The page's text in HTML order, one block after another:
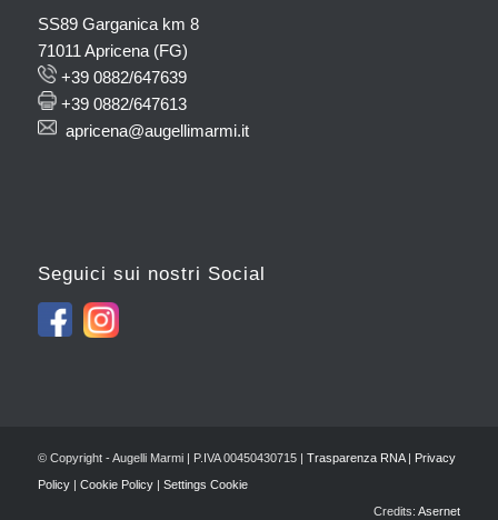
SS89 Garganica km 8
71011 Apricena (FG)
+39 0882/647639
+39 0882/647613
apricena@augellimarmi.it
Seguici sui nostri Social
© Copyright - Augelli Marmi | P.IVA 00450430715 | Trasparenza RNA| Privacy
Policy| Cookie Policy| Settings Cookie
Credits:Asernet